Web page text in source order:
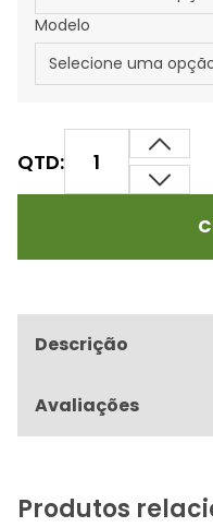
QTD:
Modelo
Descrição
Avaliações
Produtos